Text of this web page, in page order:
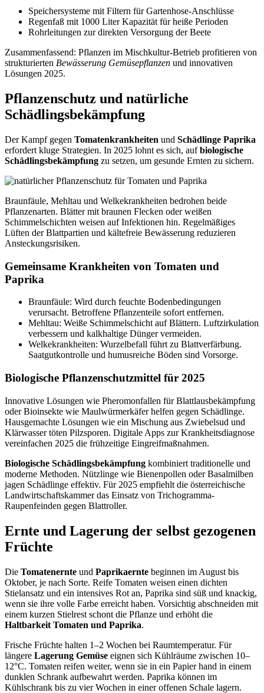
Speichersysteme mit Filtern für Gartenhose-Anschlüsse
Regenfaß mit 1000 Liter Kapazität für heiße Perioden
Rohrleitungen zur direkten Versorgung der Beete
Zusammenfassend: Pflanzen im Mischkultur-Betrieb profitieren von
strukturierten Bewässerung Gemüsepflanzen und innovativen
Lösungen 2025.
Pflanzenschutz und natürliche
Schädlingsbekämpfung
Der Kampf gegen Tomatenkrankheiten und Schädlinge Paprika
erfordert kluge Strategien. In 2025 lohnt es sich, aufbiologische
Schädlingsbekämpfung zu setzen, um gesunde Ernten zu sichern.
Braunfäule, Mehltau und Welkekrankheiten bedrohen beide
Pflanzenarten. Blätter mit braunen Flecken oder weißen
Schimmelschichten weisen auf Infektionen hin. Regelmäßiges
Lüften der Blattpartien und kältefreie Bewässerung reduzieren
Ansteckungsrisiken.
Gemeinsame Krankheiten von Tomaten und
Paprika
Braunfäule: Wird durch feuchte Bodenbedingungen
verursacht. Betroffene Pflanzenteile sofort entfernen.
Mehltau: Weiße Schimmelschicht auf Blättern. Luftzirkulation
verbessern und kalkhaltige Dünger vermeiden.
Welkekrankheiten: Wurzelbefall führt zu Blattverfärbung.
Saatgutkontrolle und humusreiche Böden sind Vorsorge.
Biologische Pflanzenschutzmittel für 2025
Innovative Lösungen wie Pheromonfallen für Blattlausbekämpfung
oder Bioinsekte wie Maulwürmerkäfer helfen gegen Schädlinge.
Hausgemachte Lösungen wie ein Mischung aus Zwiebelsud und
Klärwasser töten Pilzsporen. Digitale Apps zur Krankheitsdiagnose
vereinfachen 2025 die frühzeitige Eingreifmaßnahmen.
Biologische Schädlingsbekämpfung kombiniert traditionelle und
moderne Methoden. Nützlinge wie Bienenpollen oder Basalmilben
jagen Schädlinge effektiv. Für 2025 empfiehlt die österreichische
Landwirtschaftskammer das Einsatz von Trichogramma-
Raupenfeinden gegen Blattroller.
Ernte und Lagerung der selbst gezogenen
Früchte
Die Tomatenernte und Paprikaernte beginnen im August bis
Oktober, je nach Sorte. Reife Tomaten weisen einen dichten
Stielansatz und ein intensives Rot an, Paprika sind süß und knackig,
wenn sie ihre volle Farbe erreicht haben. Vorsichtig abschneiden mit
einem kurzen Stielrest schont die Pflanze und erhöht die
Haltbarkeit Tomaten und Paprika.
Frische Früchte halten 1–2 Wochen bei Raumtemperatur. Für
längere Lagerung Gemüse eignen sich Kühlräume zwischen 10–
12°C. Tomaten reifen weiter, wenn sie in ein Papier hand in einem
dunklen Schrank aufbewahrt werden. Paprika können im
Kühlschrank bis zu vier Wochen in einer offenen Schale lagern.